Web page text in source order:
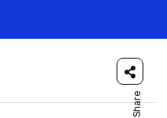
Share